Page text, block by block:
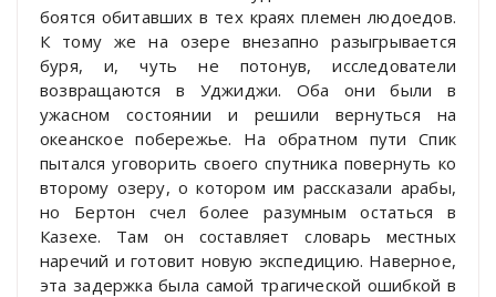
боятся обитавших в тех краях племен людоедов.
К тому же на озере внезапно разыгрывается
буря, и, чуть не потонув, исследователи
возвращаются в Уджиджи. Оба они были в
ужасном состоянии и решили вернуться на
океанское побережье. На обратном пути Спик
пытался уговорить своего спутника повернуть ко
второму озеру, о котором им рассказали арабы,
но Бертон счел более разумным остаться в
Казехе. Там он составляет словарь местных
наречий и готовит новую экспедицию. Наверное,
эта задержка была самой трагической ошибкой в